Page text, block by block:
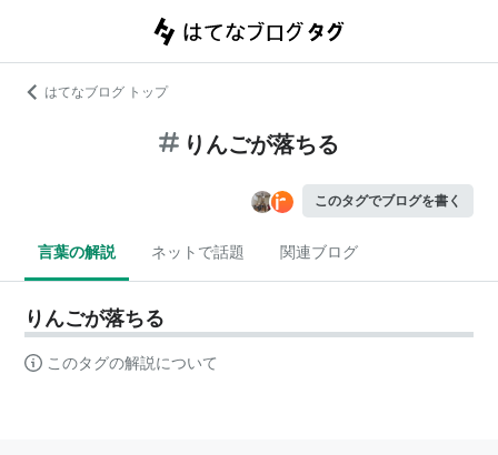
はてなブログ トップ
りんごが落ちる
このタグでブログを書く
言葉の解説 ネットで話題 関連ブログ
りんごが落ちる
このタグの解説について